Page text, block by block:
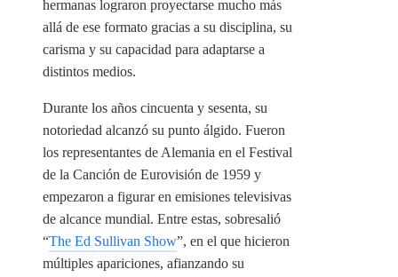
hermanas lograron proyectarse mucho más
allá de ese formato gracias a su disciplina, su
carisma y su capacidad para adaptarse a
distintos medios.
Durante los años cincuenta y sesenta, su
notoriedad alcanzó su punto álgido. Fueron
los representantes de Alemania en el Festival
de la Canción de Eurovisión de 1959 y
empezaron a figurar en emisiones televisivas
de alcance mundial. Entre estas, sobresalió
“The Ed Sullivan Show”, en el que hicieron
múltiples apariciones, afianzando su